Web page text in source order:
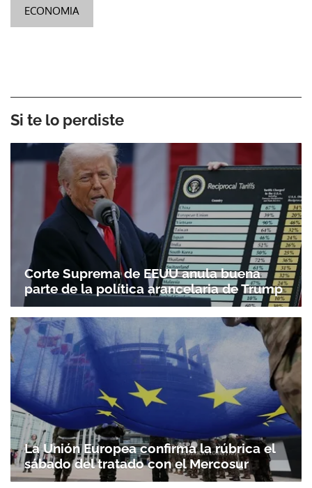
ECONOMIA
Si te lo perdiste
Corte Suprema de EEUU anula buena
parte de la política arancelaria de Trump
La Unión Europea confirma la rúbrica el
sábado del tratado con el Mercosur